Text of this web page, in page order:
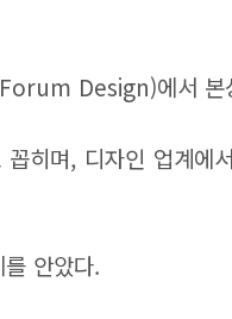
Design)에서 본
며, 디자인 업계에
안았다.